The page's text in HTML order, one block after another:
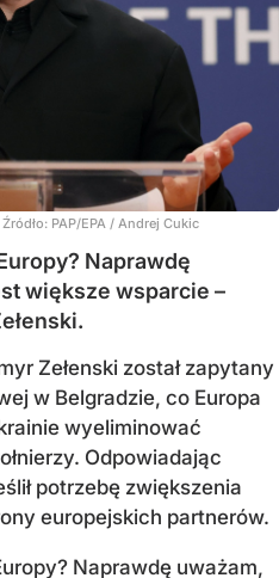
PAP/EPA / Andrej Cukic
Naprawdę
większe wsparcie –
Zełenski został zapytany
w Belgradzie, co Europa
wyeliminować
Odpowiadając
potrzebę zwiększenia
europejskich partnerów.
Naprawdę uważam,